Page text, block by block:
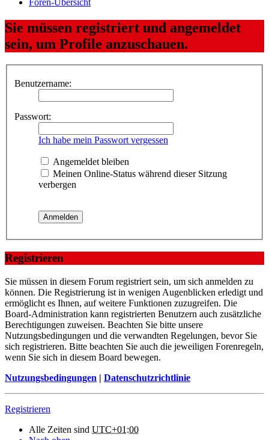
Foren-Übersicht
Sie müssen registriert und angemeldet
sein, um Profile anzuschauen.
Benutzername:
Passwort:
Ich habe mein Passwort vergessen
Angemeldet bleiben
Meinen Online-Status während dieser Sitzung
verbergen
Registrieren
Sie müssen in diesem Forum registriert sein, um sich anmelden zu
können. Die Registrierung ist in wenigen Augenblicken erledigt und
ermöglicht es Ihnen, auf weitere Funktionen zuzugreifen. Die
Board-Administration kann registrierten Benutzern auch zusätzliche
Berechtigungen zuweisen. Beachten Sie bitte unsere
Nutzungsbedingungen und die verwandten Regelungen, bevor Sie
sich registrieren. Bitte beachten Sie auch die jeweiligen Forenregeln,
wenn Sie sich in diesem Board bewegen.
Nutzungsbedingungen | Datenschutzrichtlinie
Registrieren
Alle Zeiten sind UTC+01:00